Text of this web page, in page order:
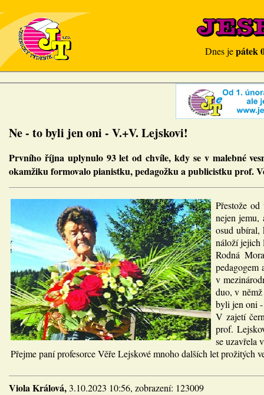
Dnes jepátek
Ne - to byli jen oni - V.+V. Lejskovi!
Prvního října uplynulo 93 let od chvíle, kdy se v malebné
okamžiku formovalo pianistku, pedagožku a publicistku prof.
Přestože
nejen jemu,
osud ubíral,
náloží jejich
Rodná
pedagogem
v
duo, v
byli jen oni
V zajetí
prof.
se uzavřela
Přejme paní profesorce Věře Lejskové mnoho dalších let prožitých
Viola Králová,3.10.2023 10:56, zobrazení: 123009